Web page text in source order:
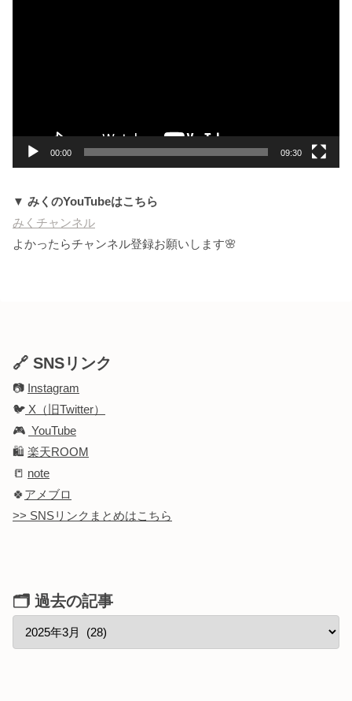
00:00 09:30
▼ みくのYouTubeはこちら
みくチャンネル
よかったらチャンネル登録お願いします🌸
🔗 SNSリンク
📷 Instagram
🐦 X（旧Twitter）
🎮 YouTube
🛍️ 楽天ROOM
📒 note
🍀アメブロ
>> SNSリンクまとめはこちら
🗂 過去の記事